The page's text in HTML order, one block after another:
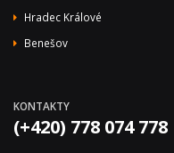
Hradec Králové
Benešov
KONTAKTY
(+420) 778 074 778